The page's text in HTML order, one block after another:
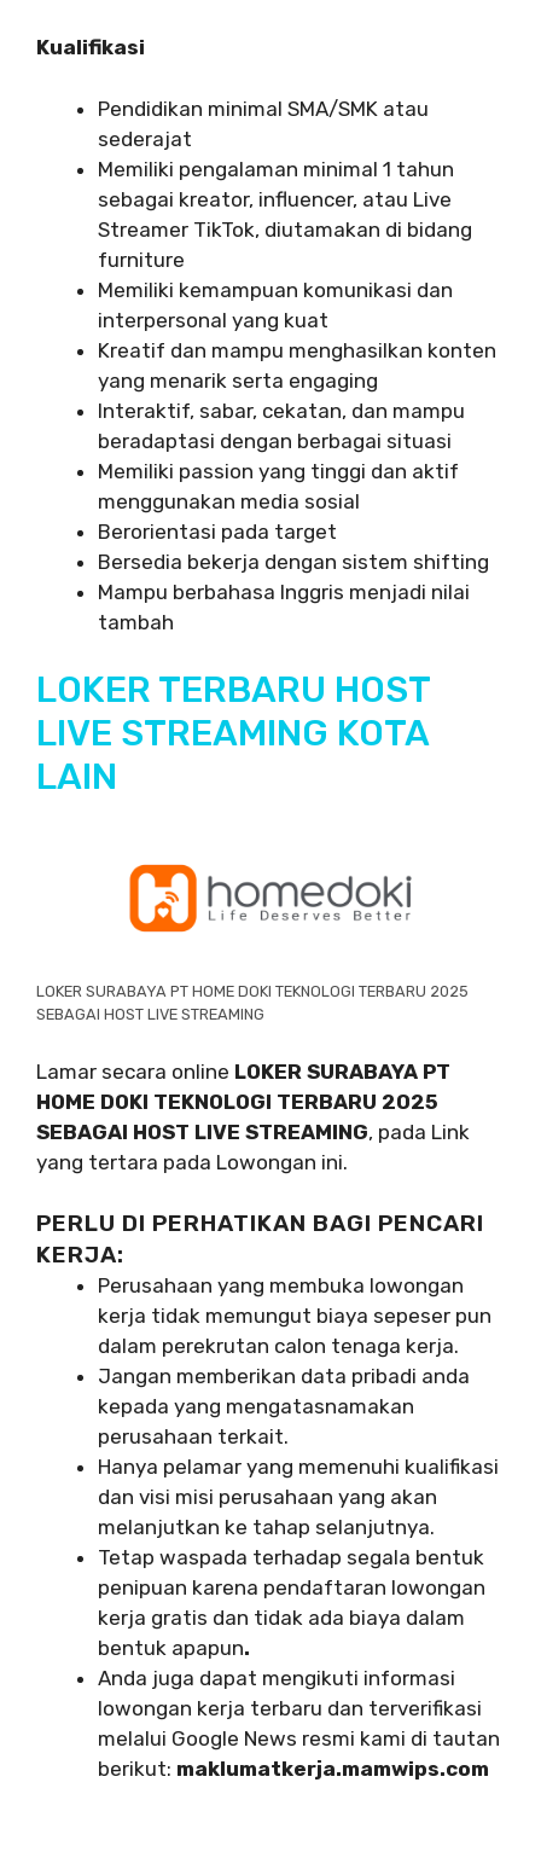
Kualifikasi
Pendidikan minimal SMA/SMK atau
sederajat
Memiliki pengalaman minimal 1 tahun
sebagai kreator, influencer, atau Live
Streamer TikTok, diutamakan di bidang
furniture
Memiliki kemampuan komunikasi dan
interpersonal yang kuat
Kreatif dan mampu menghasilkan konten
yang menarik serta engaging
Interaktif, sabar, cekatan, dan mampu
beradaptasi dengan berbagai situasi
Memiliki passion yang tinggi dan aktif
menggunakan media sosial
Berorientasi pada target
Bersedia bekerja dengan sistem shifting
Mampu berbahasa Inggris menjadi nilai
tambah
LOKER TERBARU HOST
LIVE STREAMING KOTA
LAIN
LOKER SURABAYA PT HOME DOKI TEKNOLOGI TERBARU 2025
SEBAGAI HOST LIVE STREAMING
Lamar secara online LOKER SURABAYA PT
HOME DOKI TEKNOLOGI TERBARU 2025
SEBAGAI HOST LIVE STREAMING, pada Link
yang tertara pada Lowongan ini.
PERLU DI PERHATIKAN BAGI PENCARI
KERJA:
Perusahaan yang membuka lowongan
kerja tidak memungut biaya sepeser pun
dalam perekrutan calon tenaga kerja.
Jangan memberikan data pribadi anda
kepada yang mengatasnamakan
perusahaan terkait.
Hanya pelamar yang memenuhi kualifikasi
dan visi misi perusahaan yang akan
melanjutkan ke tahap selanjutnya.
Tetap waspada terhadap segala bentuk
penipuan karena pendaftaran lowongan
kerja gratis dan tidak ada biaya dalam
bentuk apapun.
Anda juga dapat mengikuti informasi
lowongan kerja terbaru dan terverifikasi
melalui Google News resmi kami di tautan
berikut: maklumatkerja.mamwips.com